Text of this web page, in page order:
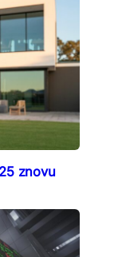
znovu